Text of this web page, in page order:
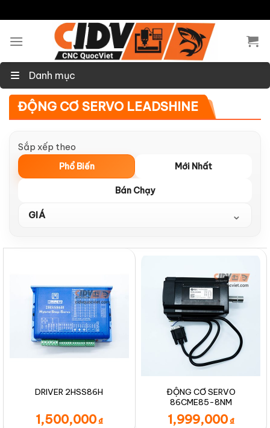
to
content
Danh mục
ĐỘNG CƠ SERVO LEADSHINE
Sắp xếp theo
Phổ Biến Mới Nhất
Bán Chạy
GIÁ ⌄
DRIVER 2HSS86H
1,500,000 ₫
ĐỘNG CƠ SERVO
86CME85-8NM
1,999,000 ₫